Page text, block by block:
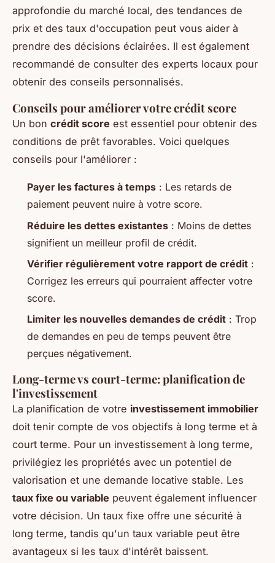
approfondie du marché local, des tendances de
prix et des taux d'occupation peut vous aider à
prendre des décisions éclairées. Il est également
recommandé de consulter des experts locaux pour
obtenir des conseils personnalisés.
Conseils pour améliorer votre crédit score
Un bon crédit score est essentiel pour obtenir des
conditions de prêt favorables. Voici quelques
conseils pour l'améliorer :
Payer les factures à temps : Les retards de
paiement peuvent nuire à votre score.
Réduire les dettes existantes : Moins de dettes
signifient un meilleur profil de crédit.
Vérifier régulièrement votre rapport de crédit :
Corrigez les erreurs qui pourraient affecter votre
score.
Limiter les nouvelles demandes de crédit : Trop
de demandes en peu de temps peuvent être
perçues négativement.
Long-terme vs court-terme: planification de
l'investissement
La planification de votre investissement immobilier
doit tenir compte de vos objectifs à long terme et à
court terme. Pour un investissement à long terme,
privilégiez les propriétés avec un potentiel de
valorisation et une demande locative stable. Les
taux fixe ou variable peuvent également influencer
votre décision. Un taux fixe offre une sécurité à
long terme, tandis qu'un taux variable peut être
avantageux si les taux d'intérêt baissent.